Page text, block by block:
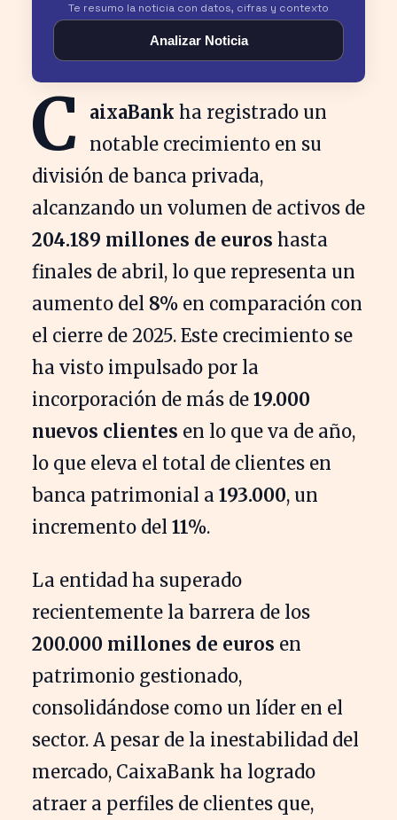
Te resumo la noticia con datos, cifras y contexto
Analizar Noticia
C aixaBank ha registrado un
notable crecimiento en su
división de banca privada,
alcanzando un volumen de activos de
204.189 millones de euros hasta
finales de abril, lo que representa un
aumento del 8% en comparación con
el cierre de 2025. Este crecimiento se
ha visto impulsado por la
incorporación de más de 19.000
nuevos clientes en lo que va de año,
lo que eleva el total de clientes en
banca patrimonial a 193.000, un
incremento del 11%.
La entidad ha superado
recientemente la barrera de los
200.000 millones de euros en
patrimonio gestionado,
consolidándose como un líder en el
sector. A pesar de la inestabilidad del
mercado, CaixaBank ha logrado
atraer a perfiles de clientes que,